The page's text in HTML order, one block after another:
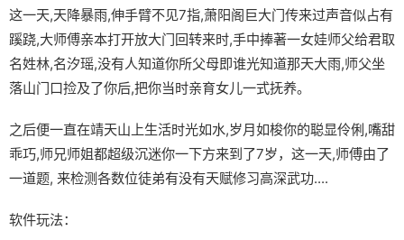
这一天,天降暴雨,伸手臂不见7指,萧阳阁巨大门传来过声音似占有
蹊跷,大师傅亲本打开放大门回转来时,手中捧著一女娃师父给君取
名姓林,名汐瑶,没有人知道你所父母即谁光知道那天大雨,师父坐
落山门口捡及了你后,把你当时亲育女儿一式抚养。
之后便一直在靖天山上生活时光如水,岁月如梭你的聪显伶俐,嘴甜
乖巧,师兄师姐都超级沉迷你一下方来到了7岁，这一天,师傅由了
一道题, 来检测各数位徒弟有没有天赋修习高深武功....
软件玩法：